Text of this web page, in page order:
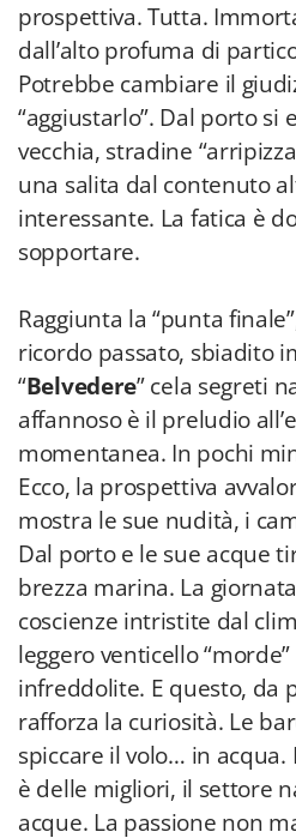
prospettiva. Tutta.
dall’alto profuma di
Potrebbe cambiare il
“aggiustarlo”. Dal porto si
vecchia, stradine
una salita dal contenuto
interessante. La fatica è
sopportare.
Raggiunta la “punta
ricordo passato, sbiadito
“Belvedere” cela segreti
affannoso è il preludio
momentanea. In pochi
Ecco, la prospettiva
mostra le sue nudità, i
Dal porto e le sue acque
brezza marina. La
coscienze intristite dal
leggero venticello
infreddolite. E questo, da
rafforza la curiosità. Le
spiccare il volo… in
è delle migliori, il settore
acque. La passione non